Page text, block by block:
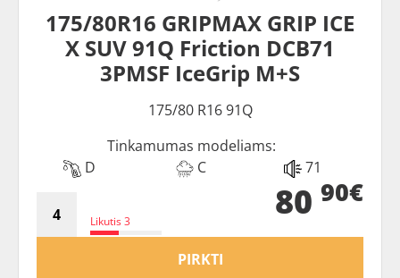
175/80R16 GRIPMAX GRIP ICE
X SUV 91Q Friction DCB71
3PMSF IceGrip M+S
175/80 R16 91Q
Tinkamumas modeliams:
D
C 71
Likutis 3 80 90€
PIRKTI